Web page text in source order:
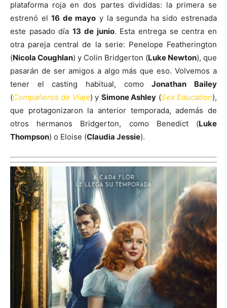
plataforma roja en dos partes divididas: la primera se
estrenó el16 de mayo y la segunda ha sido estrenada
este pasado día13 de junio. Esta entrega se centra en
otra pareja central de la serie: Penelope Featherington
(Nicola Coughlan) y Colin Bridgerton (Luke Newton), que
pasarán de ser amigos a algo más que eso. Volvemos a
tener el casting habitual, comoJonathan Bailey
(Compañeros de Viaje) y Simone Ashley (Sex Education),
que protagonizaron la anterior temporada, además de
otros hermanos Bridgerton, como Benedict (Luke
Thompson) o Eloise (Claudia Jessie).